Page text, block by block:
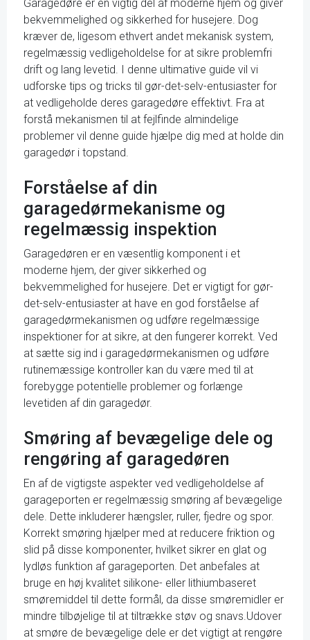
Garagedøre er en vigtig del af moderne hjem og giver
bekvemmelighed og sikkerhed for husejere. Dog
kræver de, ligesom ethvert andet mekanisk system,
regelmæssig vedligeholdelse for at sikre problemfri
drift og lang levetid. I denne ultimative guide vil vi
udforske tips og tricks til gør-det-selv-entusiaster for
at vedligeholde deres garagedøre effektivt. Fra at
forstå mekanismen til at fejlfinde almindelige
problemer vil denne guide hjælpe dig med at holde din
garagedør i topstand.
Forståelse af din
garagedørmekanisme og
regelmæssig inspektion
Garagedøren er en væsentlig komponent i et
moderne hjem, der giver sikkerhed og
bekvemmelighed for husejere. Det er vigtigt for gør-
det-selv-entusiaster at have en god forståelse af
garagedørmekanismen og udføre regelmæssige
inspektioner for at sikre, at den fungerer korrekt. Ved
at sætte sig ind i garagedørmekanismen og udføre
rutinemæssige kontroller kan du være med til at
forebygge potentielle problemer og forlænge
levetiden af din garagedør.
Smøring af bevægelige dele og
rengøring af garagedøren
En af de vigtigste aspekter ved vedligeholdelse af
garageporten er regelmæssig smøring af bevægelige
dele. Dette inkluderer hængsler, ruller, fjedre og spor.
Korrekt smøring hjælper med at reducere friktion og
slid på disse komponenter, hvilket sikrer en glat og
lydløs funktion af garageporten. Det anbefales at
bruge en høj kvalitet silikone- eller lithiumbaseret
smøremiddel til dette formål, da disse smøremidler er
mindre tilbøjelige til at tiltrække støv og snavs.Udover
at smøre de bevægelige dele er det vigtigt at rengøre